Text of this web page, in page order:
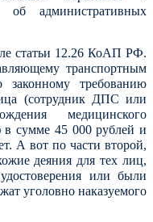
административных
статьи 12.26 КоАП РФ.
транспортным
законному требованию
(сотрудник ДПС или
медицинского
в сумме 45 000 рублей и
А вот по части второй,
деяния для тех лиц,
или были
уголовно наказуемого